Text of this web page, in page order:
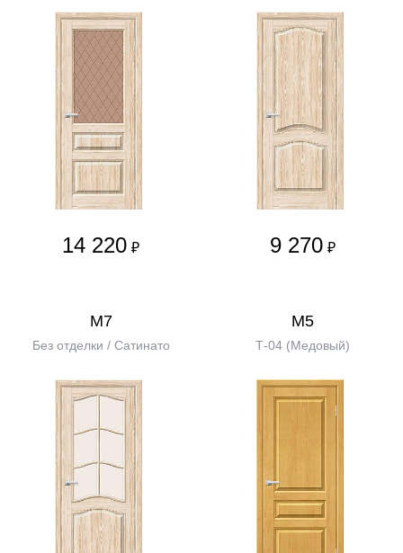
14 220 ₽ 9 270 ₽
М7
Без отделки / Сатинато
М5
Т-04 (Медовый)